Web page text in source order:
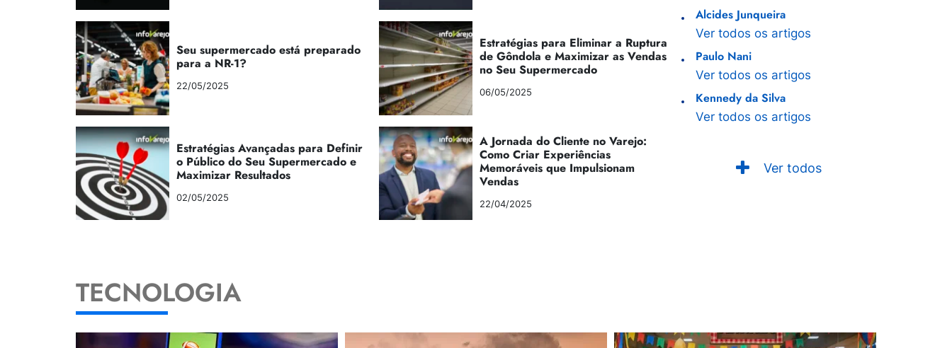
Seu supermercado está preparado
para a NR-1?
22/05/2025
Estratégias para Eliminar a Ruptura
de Gôndola e Maximizar as Vendas
no Seu Supermercado
06/05/2025
Estratégias Avançadas para Definir
o Público do Seu Supermercado e
Maximizar Resultados
02/05/2025
A Jornada do Cliente no Varejo:
Como Criar Experiências
Memoráveis que Impulsionam
Vendas
22/04/2025
Alcides Junqueira
Ver todos os artigos
Paulo Nani
Ver todos os artigos
Kennedy da Silva
Ver todos os artigos
Ver todos
TECNOLOGIA